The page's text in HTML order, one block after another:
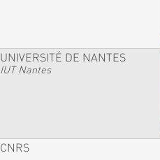
UNIVERSITÉ DE NANTES
IUT Nantes
CNRS